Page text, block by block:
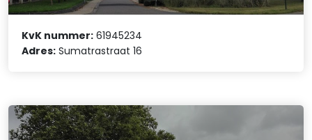
KvK nummer: 61945234
Adres: Sumatrastraat 16